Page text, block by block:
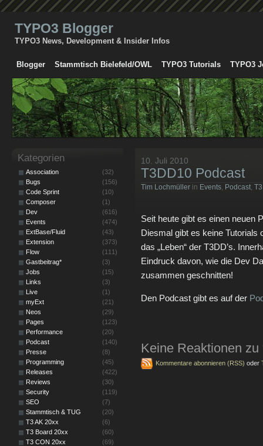
TYPO3 Blogger
TYPO3 News, Development & Insider Infos
Blogger Stammtisch Bielefeld/OWL TYPO3 Tutorials TYPO3
10. Juli 2010
T3DD10 Podcast
Tim Lochmüller in Events, Podcast,
Seit heute gibt es einen neuen
Diesmal gibt es keine Tutorials
das „Leben“ der T3DD’s.
Eindruck davon, wie die Dev
zusammen geschnitten!
Den Podcast gibt es auf der
Keine Reaktionen zu
Kommentare abonnieren (RSS) oder
Kategorien
Association
(32)
Bugs
(156)
Code Sprint
(10)
Composer
(1)
Dev
(616)
Events
(474)
ExtBase/Fluid
(43)
Extension
(373)
Flow
(111)
Gastbeitrag*
(3)
Jobs
(15)
Links
(3)
Live
(1)
myExt
(21)
Neos
(29)
Pages
(123)
Performance
(20)
Podcast
(140)
Presse
(8)
Programming
(45)
Releases
(422)
Reviews
(30)
Security
(119)
SEO
(7)
Stammtisch & TUG
(20)
T3 AK 20xx
(6)
T3 Board 20xx
(60)
T3 CON 20xx
(69)